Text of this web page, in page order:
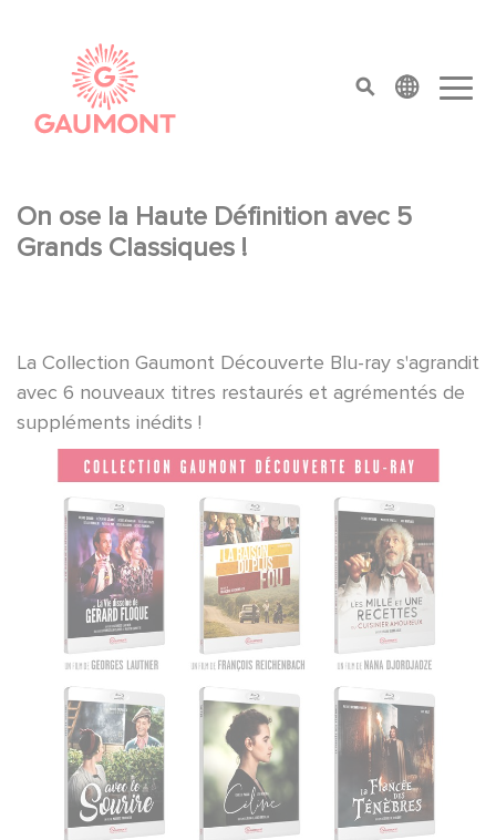
top menu
On ose la Haute Définition avec 5
Grands Classiques !
La Collection Gaumont Découverte Blu-ray s'agrandit
avec 6 nouveaux titres restaurés et agrémentés de
suppléments inédits !